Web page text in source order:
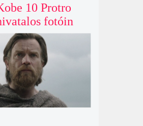
10 Protro
fotóin
rajongók ezrei